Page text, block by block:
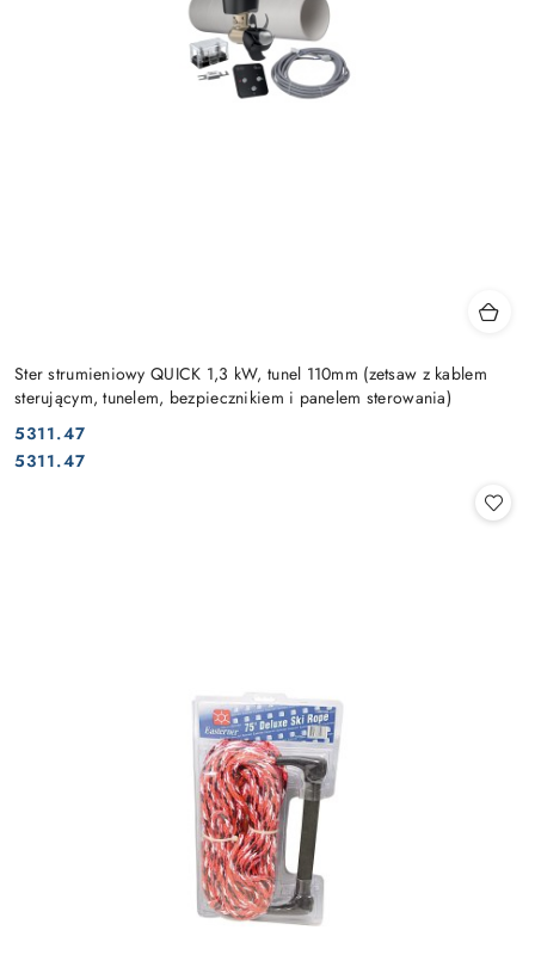
Ster strumieniowy QUICK 1,3 kW, tunel 110mm (zetsaw z kablem
sterującym, tunelem, bezpiecznikiem i panelem sterowania)
Cena:
5311.47
Cena:
5311.47